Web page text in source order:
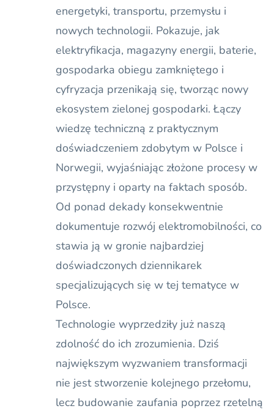
energetyki, transportu, przemysłu i
nowych technologii. Pokazuje, jak
elektryfikacja, magazyny energii, baterie,
gospodarka obiegu zamkniętego i
cyfryzacja przenikają się, tworząc nowy
ekosystem zielonej gospodarki. Łączy
wiedzę techniczną z praktycznym
doświadczeniem zdobytym w Polsce i
Norwegii, wyjaśniając złożone procesy w
przystępny i oparty na faktach sposób.
Od ponad dekady konsekwentnie
dokumentuje rozwój elektromobilności, co
stawia ją w gronie najbardziej
doświadczonych dziennikarek
specjalizujących się w tej tematyce w
Polsce.
Technologie wyprzedziły już naszą
zdolność do ich zrozumienia. Dziś
największym wyzwaniem transformacji
nie jest stworzenie kolejnego przełomu,
lecz budowanie zaufania poprzez rzetelną